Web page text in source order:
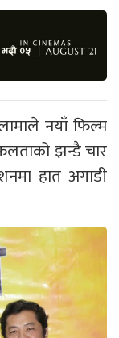
नयाँ फिल्म
झन्डै चार
हात अगाडी